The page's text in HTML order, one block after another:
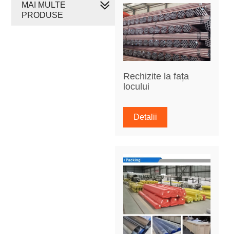
Rechizite la fața
locului
Detalii
MAI MULTE
PRODUSE